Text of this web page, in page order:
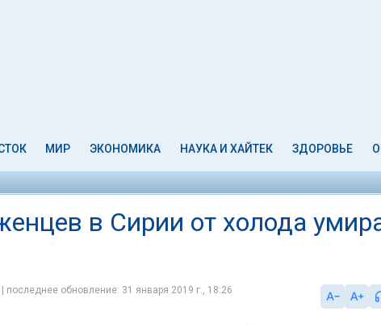
МИР ЭКОНОМИКА НАУКА И ХАЙТЕК ЗДОРОВЬЕ
в Сирии от холода
последнее обновление: 31 января 2019 г., 18:26